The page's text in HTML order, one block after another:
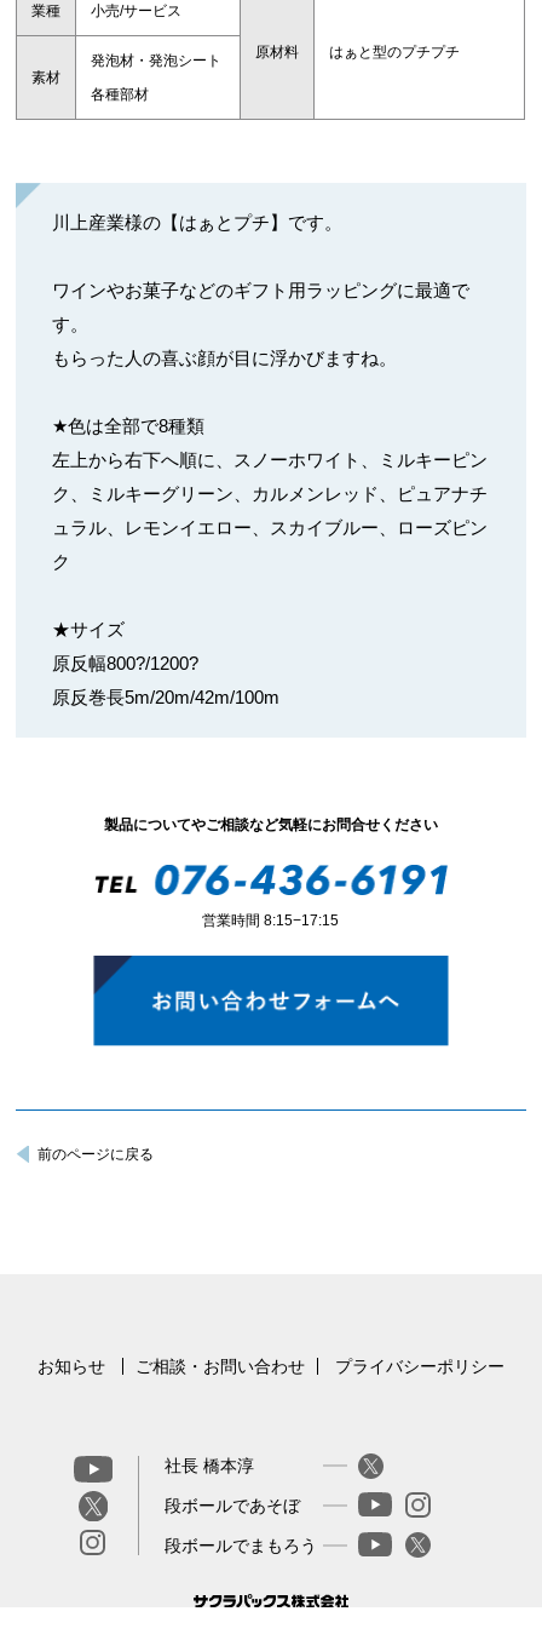
業種 小売/サービス
原材料
はぁと型のプチプチ
素材
発泡材・発泡シート
各種部材
川上産業様の【はぁとプチ】です。
ワインやお菓子などのギフト用ラッピングに最適で
す。
もらった人の喜ぶ顔が目に浮かびますね。
★色は全部で8種類
左上から右下へ順に、スノーホワイト、ミルキーピン
ク、ミルキーグリーン、カルメンレッド、ピュアナチ
ュラル、レモンイエロー、スカイブルー、ローズピン
ク
★サイズ
原反幅800?/1200?
原反巻長5m/20m/42m/100m
製品についてやご相談など気軽にお問合せください
営業時間 8:15−17:15
前のページに戻る
お知らせ ご相談・お問い合わせ プライバシーポリシー
社長 橋本淳
段ボールであそぼ
段ボールでまもろう